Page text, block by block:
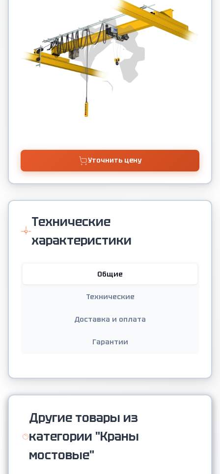
Уточнить цену
Технические
характеристики
Общие
Технические
Доставка и оплата
Гарантии
Другие товары из
категории "Краны
мостовые"